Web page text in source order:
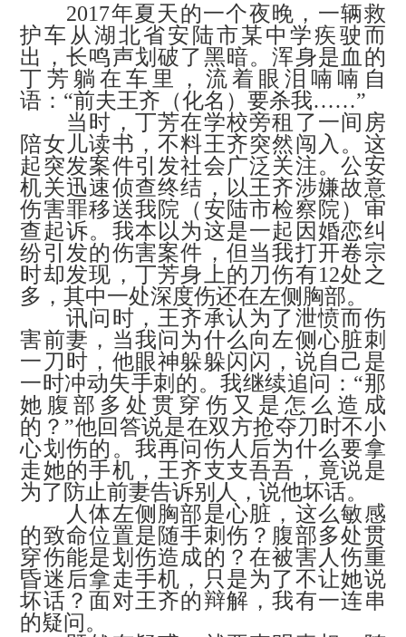
2017年夏天的一个夜晚，一辆救
护车从湖北省安陆市某中学疾驶而
出，长鸣声划破了黑暗。浑身是血的
丁芳躺在车里，流着眼泪喃喃自
语：“前夫王齐（化名）要杀我……”
当时，丁芳在学校旁租了一间房
陪女儿读书，不料王齐突然闯入。这
起突发案件引发社会广泛关注。公安
机关迅速侦查终结，以王齐涉嫌故意
伤害罪移送我院（安陆市检察院）审
查起诉。我本以为这是一起因婚恋纠
纷引发的伤害案件，但当我打开卷宗
时却发现，丁芳身上的刀伤有12处之
多，其中一处深度伤还在左侧胸部。
讯问时，王齐承认为了泄愤而伤
害前妻，当我问为什么向左侧心脏刺
一刀时，他眼神躲躲闪闪，说自己是
一时冲动失手刺的。我继续追问： “那
她腹部多处贯穿伤又是怎么造成
的？”他回答说是在双方抢夺刀时不小
心划伤的。我再问伤人后为什么要拿
走她的手机，王齐支支吾吾，竟说是
为了防止前妻告诉别人，说他坏话。
人体左侧胸部是心脏，这么敏感
的致命位置是随手刺伤？腹部多处贯
穿伤能是划伤造成的？在被害人伤重
昏迷后拿走手机，只是为了不让她说
坏话？面对王齐的辩解，我有一连串
的疑问。